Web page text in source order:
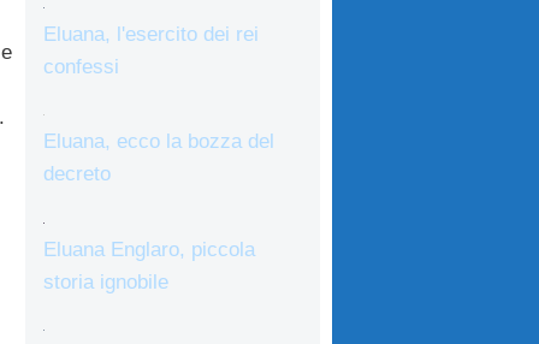
Eluana, l'esercito dei rei
confessi
Eluana, ecco la bozza del
decreto
Eluana Englaro, piccola
storia ignobile